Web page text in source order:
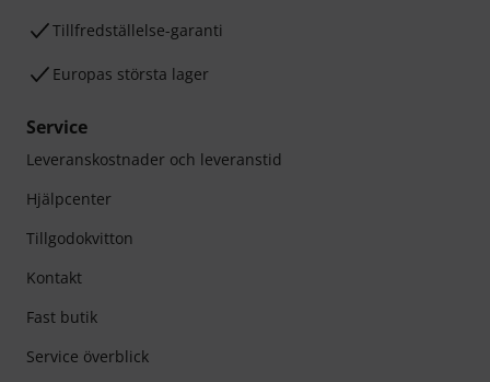
Tillfredställelse-garanti
Europas största lager
Service
Leveranskostnader och leveranstid
Hjälpcenter
Tillgodokvitton
Kontakt
Fast butik
Service överblick